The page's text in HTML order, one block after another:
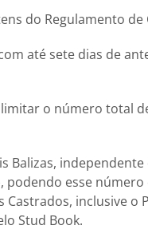
do Regulamento de
até sete dias de
o número total
Balizas,
esse
inclusive o
Stud Book.